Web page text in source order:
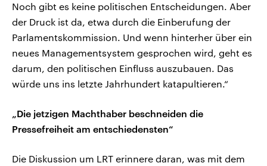
Noch gibt es keine politischen Entscheidungen. Aber
der Druck ist da, etwa durch die Einberufung der
Parlamentskommission. Und wenn hinterher über ein
neues Managementsystem gesprochen wird, geht es
darum, den politischen Einfluss auszubauen. Das
würde uns ins letzte Jahrhundert katapultieren.“
„Die jetzigen Machthaber beschneiden die
Pressefreiheit am entschiedensten“
Die Diskussion um LRT erinnere daran, was mit dem